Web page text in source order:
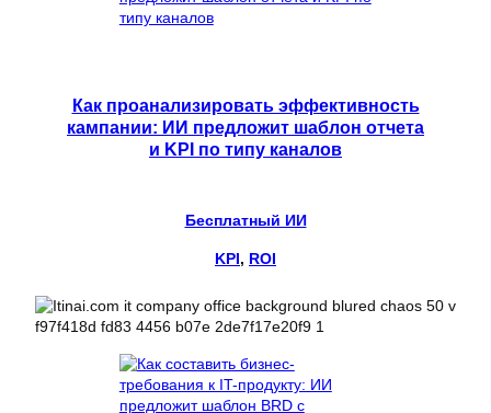
Как проанализировать эффективность
кампании: ИИ предложит шаблон отчета
и KPI по типу каналов
Бесплатный ИИ
KPI, ROI